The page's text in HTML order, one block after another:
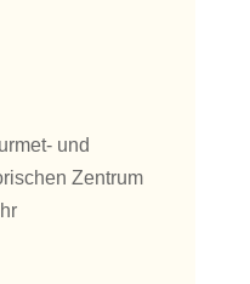
und
Zentrum